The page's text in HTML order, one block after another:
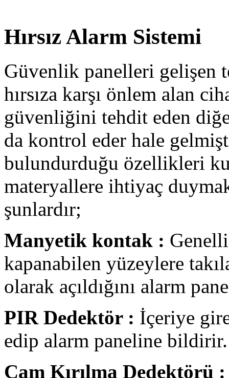
Hırsız Alarm Sistemi
Güvenlik panelleri gelişen
hırsıza karşı önlem alan
güvenliğini tehdit eden
da kontrol eder hale
bulundurduğu özellikleri
materyallere ihtiyaç
şunlardır;
Manyetik kontak :
kapanabilen yüzeylere
olarak açıldığını alarm
PIR Dedektör : İçeriye
edip alarm paneline bildirir.
Cam Kırılma Dedektörü :